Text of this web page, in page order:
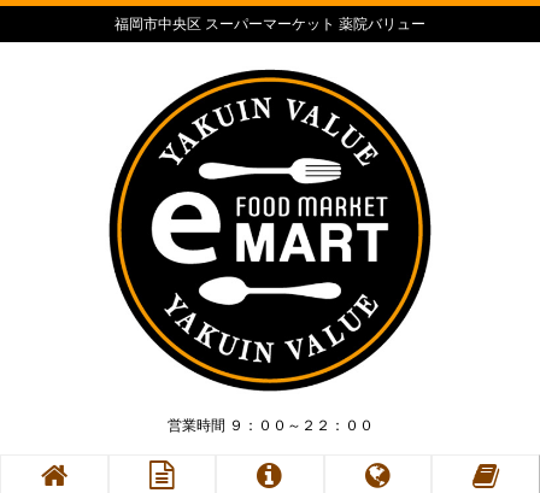
福岡市中央区 スーパーマーケット 薬院バリュー
営業時間 ９：００～２２：００